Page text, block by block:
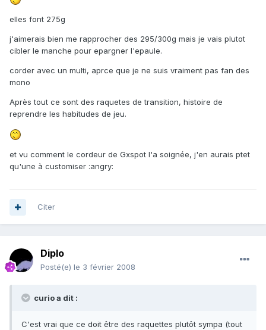
elles font 275g
j'aimerais bien me rapprocher des 295/300g mais je vais plutot
cibler le manche pour epargner l'epaule.
corder avec un multi, aprce que je ne suis vraiment pas fan des
mono
Après tout ce sont des raquetes de transition, histoire de
reprendre les habitudes de jeu.
et vu comment le cordeur de Gxspot l'a soignée, j'en aurais ptet
qu'une à customiser :angry:
Citer
Diplo
Posté(e) le 3 février 2008
curio a dit :
C'est vrai que ce doit être des raquettes plutôt sympa (tout